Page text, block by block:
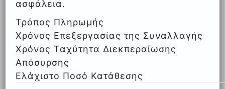
ασφάλεια.
Τρόπος Πληρωμής
Χρόνος Επεξεργασίας της Συναλλαγής
Χρόνος Ταχύτητα Διεκπεραίωσης
Απόσυρσης
Ελάχιστο Ποσό Κατάθεσης